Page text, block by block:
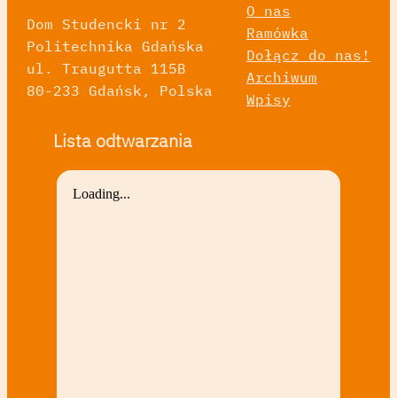
Dom Studencki nr 2
Politechnika Gdańska
ul. Traugutta 115B
80-233 Gdańsk, Polska
O nas
Ramówka
Dołącz do nas!
Archiwum
Wpisy
Lista odtwarzania